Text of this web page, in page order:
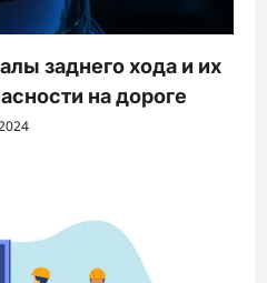
заднего хода и их
на дороге